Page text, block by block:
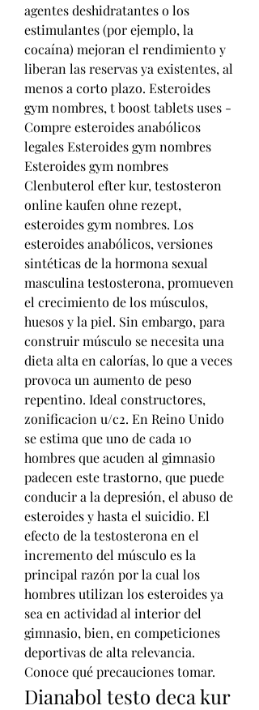
agentes deshidratantes o los
estimulantes (por ejemplo, la
cocaína) mejoran el rendimiento y
liberan las reservas ya existentes, al
menos a corto plazo. Esteroides
gym nombres, t boost tablets uses -
Compre esteroides anabólicos
legales Esteroides gym nombres
Esteroides gym nombres
Clenbuterol efter kur, testosteron
online kaufen ohne rezept,
esteroides gym nombres. Los
esteroides anabólicos, versiones
sintéticas de la hormona sexual
masculina testosterona, promueven
el crecimiento de los músculos,
huesos y la piel. Sin embargo, para
construir músculo se necesita una
dieta alta en calorías, lo que a veces
provoca un aumento de peso
repentino. Ideal constructores,
zonificacion u/c2. En Reino Unido
se estima que uno de cada 10
hombres que acuden al gimnasio
padecen este trastorno, que puede
conducir a la depresión, el abuso de
esteroides y hasta el suicidio. El
efecto de la testosterona en el
incremento del músculo es la
principal razón por la cual los
hombres utilizan los esteroides ya
sea en actividad al interior del
gimnasio, bien, en competiciones
deportivas de alta relevancia.
Conoce qué precauciones tomar.
Dianabol testo deca kur